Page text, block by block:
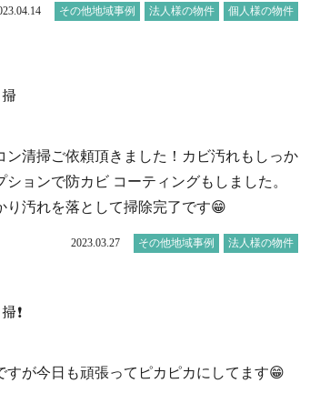
その他地域事例 法人様の物件 個人様の物件
ン清掃ご依頼頂きました！カビ汚れもしっか
ションで防カビ コーティングもしました。
り汚れを落として掃除完了です😁
2023.03.27 その他地域事例 法人様の物件
❗
すが今日も頑張ってピカピカにしてます😁